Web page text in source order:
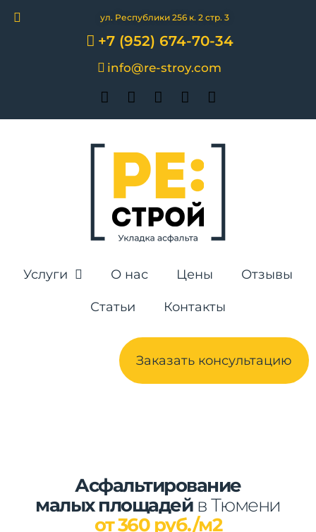
ул. Республики 256 к. 2 стр. 3
+7 (952) 674-70-34
info@re-stroy.com
Услуги О нас Цены Отзывы
Статьи Контакты
Заказать консультацию
Асфальтирование
малых площадейв Тюмени
от 360 руб./м2